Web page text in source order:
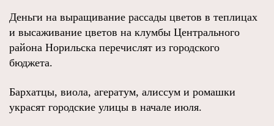
Деньги на выращивание рассады цветов в теплицах
и высаживание цветов на клумбы Центрального
района Норильска перечислят из городского
бюджета.
Бархатцы, виола, агератум, алиссум и ромашки
украсят городские улицы в начале июля.